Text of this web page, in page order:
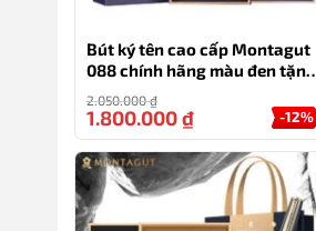
Bút ký tên cao cấp Montagut
088 chính hãng màu đen tặng
kèm 3 ngòi, túi và hộp
2.050.000₫
-12%
1.800.000₫